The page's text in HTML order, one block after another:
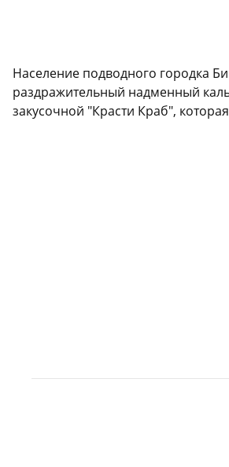
Население подводного городка
раздражительный надменный
закусочной "Красти Краб",